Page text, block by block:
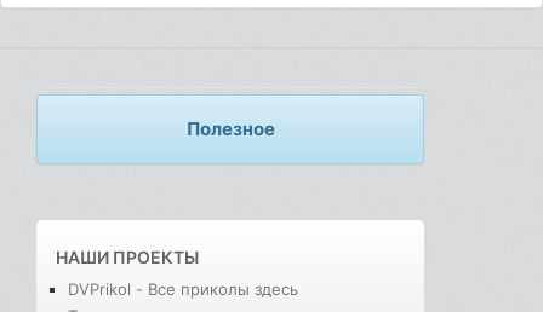
Полезное
НАШИ ПРОЕКТЫ
DVPrikol - Все приколы здесь